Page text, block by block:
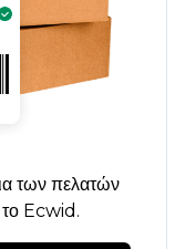
των πελατών
το Ecwid.